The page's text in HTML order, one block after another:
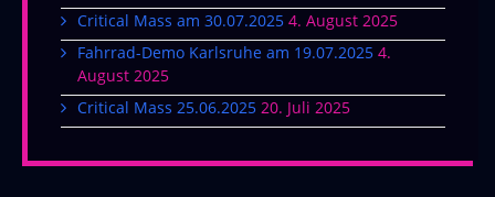
Critical Mass am 30.07.2025 4. August 2025
Fahrrad-Demo Karlsruhe am 19.07.2025 4.
August 2025
Critical Mass 25.06.2025 20. Juli 2025